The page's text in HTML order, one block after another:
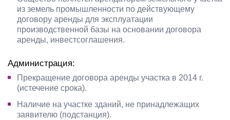
из земель промышленности по действующему
договору аренды для эксплуатации
производственной базы на основании договора
аренды, инвестсоглашения.
Администрация:
Прекращение договора аренды участка в 2014 г.
(истечение срока).
Наличие на участке зданий, не принадлежащих
заявителю (подстанция).